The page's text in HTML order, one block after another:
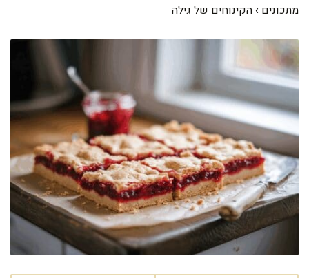
מתכונים › הקינוחים של גילה